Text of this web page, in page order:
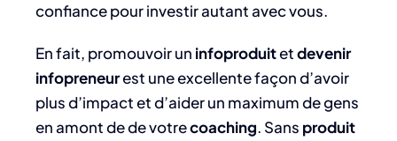
confiance pour investir autant avec vous.
En fait, promouvoir un infoproduitetdevenir
infopreneurest une excellente façon d’avoir
plus d’impact et d’aider un maximum de gens
en amont de de votrecoaching. Sans produit